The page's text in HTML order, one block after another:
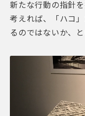
新たな行動の指針
考えれば、「ハコ
るのではないか、と